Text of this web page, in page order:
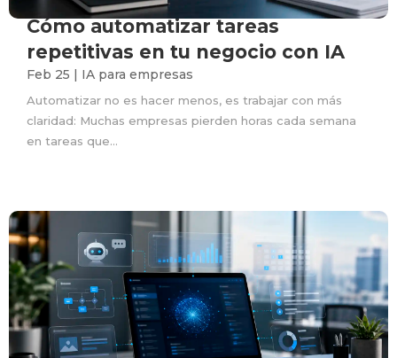
Cómo automatizar tareas
repetitivas en tu negocio con IA
Feb 25 | IA para empresas
Automatizar no es hacer menos, es trabajar con más
claridad: Muchas empresas pierden horas cada semana
en tareas que...